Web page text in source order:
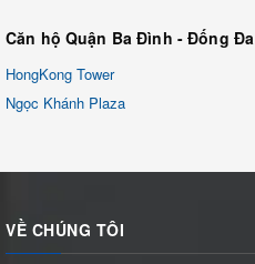
Căn hộ Quận Ba Đình - Đống Đa
HongKong Tower
Ngọc Khánh Plaza
VỀ CHÚNG TÔI